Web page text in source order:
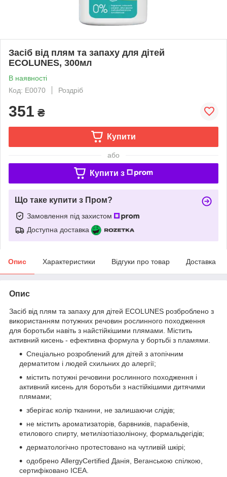
Засіб від плям та запаху для дітей
ECOLUNES, 300мл
В наявності
Код: E0070
Роздріб
351 ₴
Купити
або
Купити з
Що таке купити з Пром?
Замовлення під захистом
Доступна доставка
Опис Характеристики Відгуки про товар Доставка
Опис
Засіб від плям та запаху для дітей ECOLUNES розброблено з
використанням потужних речовин рослинного походження
для боротьби навіть з найстійкішими плямами. Містить
активний кисень - ефективна формула у бортьбі з пламями.
Спеціально розроблений для дітей з атопічним
дерматитом і людей схильних до алергії;
містить потужні речовини рослинного походження і
активний кисень для боротьби з настійкішими дитячими
плямами;
зберігає колір тканини, не залишаючи слідів;
не містить ароматизаторів, барвників, парабенів,
етилового спирту, метилізотіазолінону, формальдегідів;
дерматологічно протестовано на чутливій шкірі;
одобрено AllergyCertified Данія, Веганською спілкою,
сертифіковано ICEA.